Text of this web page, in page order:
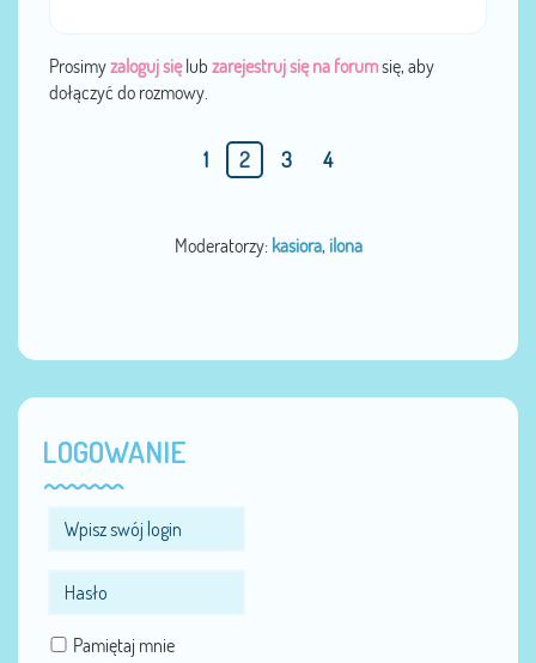
Prosimyzaloguj sięlub zarejestruj się na forumsię, aby
dołączyć do rozmowy.
1 2 3 4
Moderatorzy: kasiora, ilona
LOGOWANIE
Pamiętaj mnie